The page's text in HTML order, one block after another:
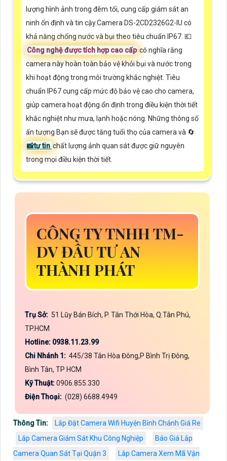
lượng hình ảnh trong đêm tối, cung cấp giám sát an
ninh ổn định và tin cậy.Camera DS-2CD2326G2-IU có
khả năng chống nước và bụi theo tiêu chuẩn IP67. 💶
Công nghệ được tích hợp cao cấp có nghĩa rằng
camera này hoàn toàn bảo vệ khỏi bụi và nước trong
khi hoạt động trong môi trường khắc nghiệt. Tiêu
chuẩn IP67 cung cấp mức độ bảo vệ cao cho camera,
giúp camera hoạt động ổn định trong điều kiện thời tiết
khắc nghiệt như mưa, lạnh hoặc nóng. Những thông số
ấn tượng Bạn sẽ được tăng tuổi thọ của camera và 🔄
📸tự tin chất lượng ảnh quan sát được giữ nguyên
trong mọi điều kiện thời tiết.
CÔNG TY TNHH TM-
DV ĐẦU TƯ AN
THÀNH PHÁT
Trụ Sở: 51 Lũy Bán Bích, P. Tân Thới Hòa, Q.Tân Phú,
TP.HCM
Hotline: 0938.11.23.99
Chi Nhánh 1: 445/38 Tân Hòa Đông,P Bình Trị Đông,
Bình Tân, TP HCM
Kỹ Thuật:0906.855.330
Điện Thoại: (028) 6688.4949
Thông Tin:
Lắp Đặt Camera Wifi Huyện Bình Chánh Giá Re
Lắp Camera Giám Sát Khu Công Nghiệp
Báo Giá Lắp
Camera Quan Sát Tại Quận 3
Lắp Camera Xem Mã Vận